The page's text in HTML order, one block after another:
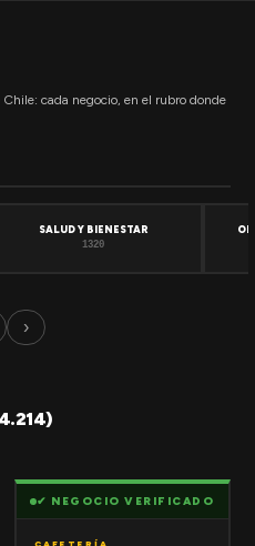
cada negocio, en el rubro donde
SALUD Y BIENESTAR
1320
›
✔ NEGOCIO VERIFICADO
CAFETERÍA